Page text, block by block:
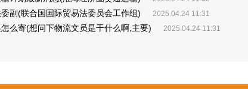
副(联合国国际贸易法委员会工作组) 2025.04.24 11:31
么寄(想问下物流文员是干什么啊,主要) 2025.04.24 11:31